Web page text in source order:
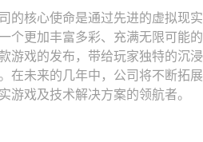
的核心使命是通过先进的虚拟现实
个更加丰富多彩、充满无限可能的
游戏的发布，带给玩家独特的沉浸
在未来的几年中，公司将不断拓展
游戏及技术解决方案的领航者。